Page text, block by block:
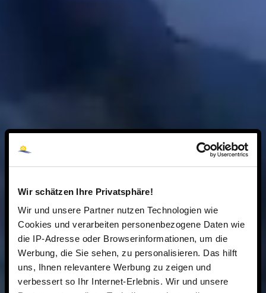
Wir schätzen Ihre Privatsphäre!
Wir und unsere Partner nutzen Technologien wie
Cookies und verarbeiten personenbezogene Daten wie
die IP-Adresse oder Browserinformationen, um die
Werbung, die Sie sehen, zu personalisieren. Das hilft
uns, Ihnen relevantere Werbung zu zeigen und
verbessert so Ihr Internet-Erlebnis. Wir und unsere